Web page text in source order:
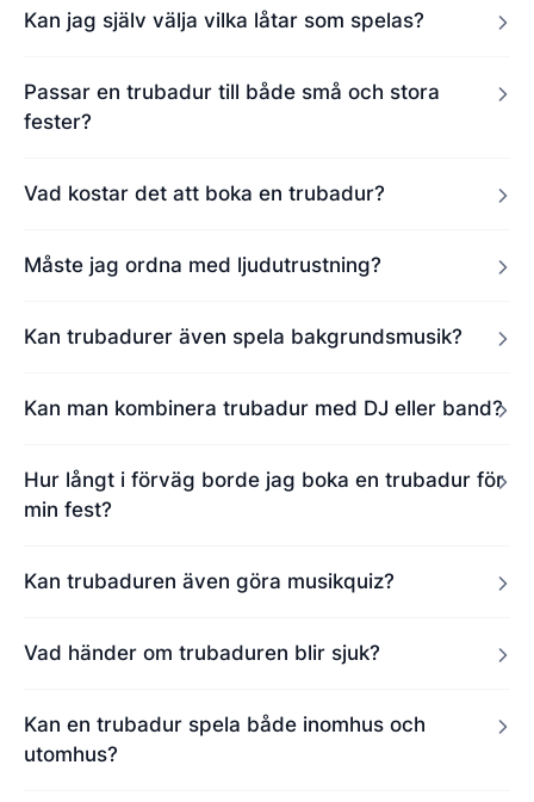
Kan jag själv välja vilka låtar som spelas?
Passar en trubadur till både små och stora
fester?
Vad kostar det att boka en trubadur?
Måste jag ordna med ljudutrustning?
Kan trubadurer även spela bakgrundsmusik?
Kan man kombinera trubadur med DJ eller band?
Hur långt i förväg borde jag boka en trubadur för
min fest?
Kan trubaduren även göra musikquiz?
Vad händer om trubaduren blir sjuk?
Kan en trubadur spela både inomhus och
utomhus?